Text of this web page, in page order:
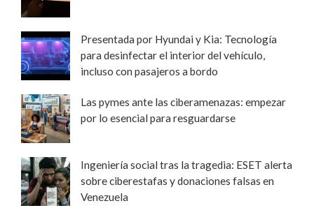
Presentada por Hyundai y Kia: Tecnología
para desinfectar el interior del vehículo,
incluso con pasajeros a bordo
Las pymes ante las ciberamenazas: empezar
por lo esencial para resguardarse
Ingeniería social tras la tragedia: ESET alerta
sobre ciberestafas y donaciones falsas en
Venezuela